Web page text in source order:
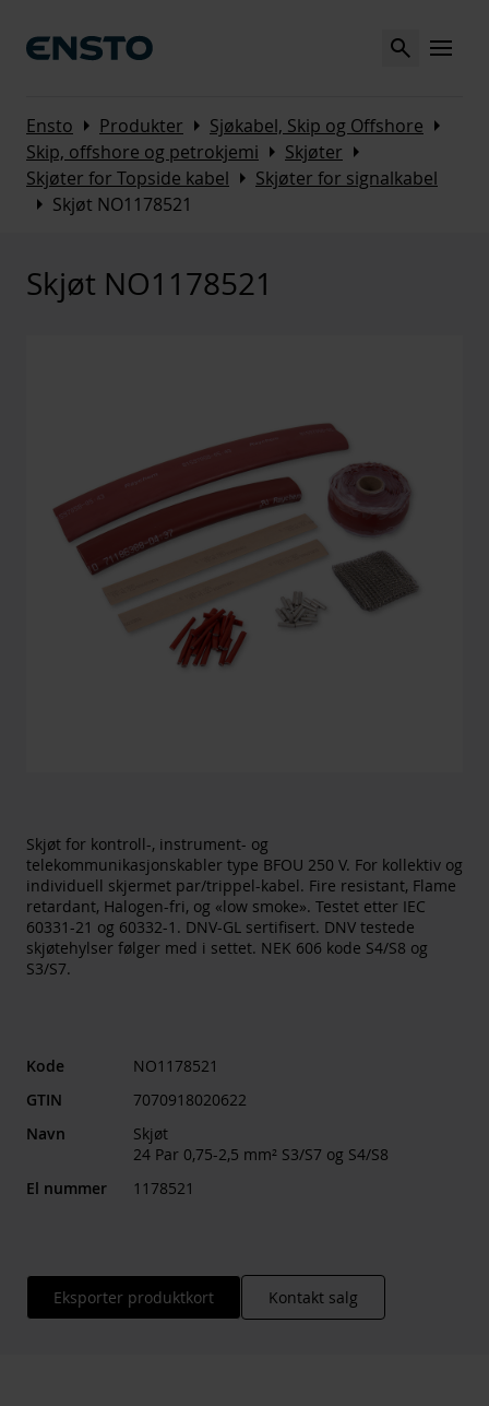
Search MENU
Ensto Arrow_right Produkter Arrow_right Sjøkabel, Skip og Offshore Arrow_right
Skip, offshore og petrokjemi Arrow_right Skjøter Arrow_right
Skjøter for Topside kabel Arrow_right Skjøter for signalkabel
Arrow_right Skjøt NO1178521
Skjøt NO1178521
Skjøt for kontroll-, instrument- og
telekommunikasjonskabler type BFOU 250 V. For kollektiv og
individuell skjermet par/trippel-kabel. Fire resistant, Flame
retardant, Halogen-fri, og «low smoke». Testet etter IEC
60331-21 og 60332-1. DNV-GL sertifisert. DNV testede
skjøtehylser følger med i settet. NEK 606 kode S4/S8 og
S3/S7.
Kode
NO1178521
GTIN
7070918020622
Navn
Skjøt
24 Par 0,75-2,5 mm² S3/S7 og S4/S8
El nummer
1178521
Eksporter produktkort Kontakt salg